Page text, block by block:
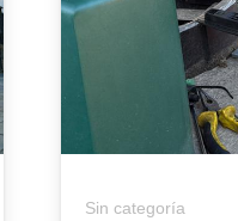
Sin categoría